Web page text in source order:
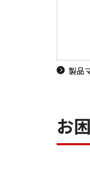
製品
お